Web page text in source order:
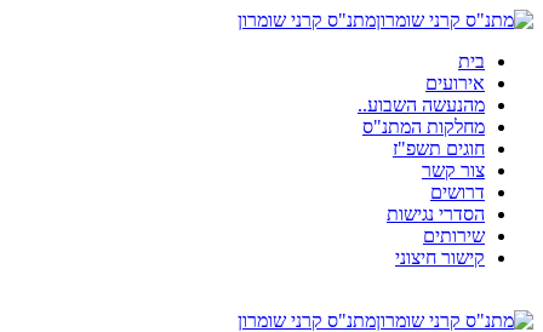
מתנ"ס קרני שומרון
השבוע..
המתנ"ס
תשפ"ז
קשר
נגישות
חיצוני
מתנ"ס קרני שומרון